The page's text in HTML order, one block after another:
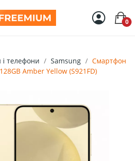
0
телефони Samsung
Смартфон
Amber Yellow (S921FD)